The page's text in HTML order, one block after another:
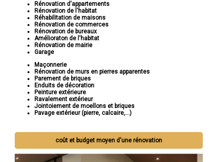
Rénovation d'appartements
Rénovation de l'habitat
Réhabilitation de maisons
Rénovation de commerces
Rénovation de bureaux
Amélioraton de l'habitat
Rénovation de mairie
Garage
Maçonnerie
Rénovation de murs en pierres apparentes
Parement de briques
Enduits de décoration
Peinture extérieure
Ravalement extérieur
Jointoiement de moellons et briques
Pavage extérieur (pierre, calcaire,...)
coût et budget moyen d'une rénovation